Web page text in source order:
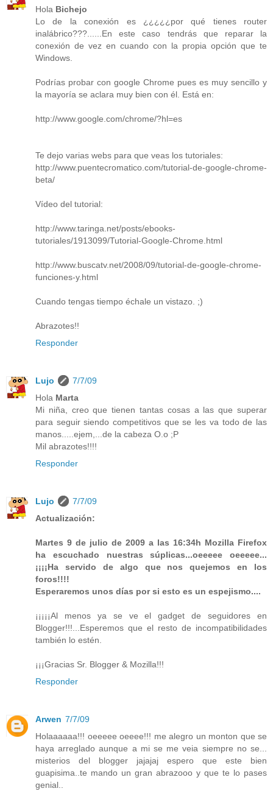
Hola Bichejo
Lo de la conexión es ¿¿¿¿¿por qué tienes router
inalábrico???......En este caso tendrás que reparar la
conexión de vez en cuando con la propia opción que te
Windows.
Podrías probar con google Chrome pues es muy sencillo y
la mayoría se aclara muy bien con él. Está en:
http://www.google.com/chrome/?hl=es
Te dejo varias webs para que veas los tutoriales:
http://www.puentecromatico.com/tutorial-de-google-chrome-
beta/
Vídeo del tutorial:
http://www.taringa.net/posts/ebooks-
tutoriales/1913099/Tutorial-Google-Chrome.html
http://www.buscatv.net/2008/09/tutorial-de-google-chrome-
funciones-y.html
Cuando tengas tiempo échale un vistazo. ;)
Abrazotes!!
Responder
Lujo
7/7/09
Hola Marta
Mi niña, creo que tienen tantas cosas a las que superar
para seguir siendo competitivos que se les va todo de las
manos.....ejem,...de la cabeza O.o ;P
Mil abrazotes!!!!
Responder
Lujo
7/7/09
Actualización:
Martes 9 de julio de 2009 a las 16:34h Mozilla Firefox
ha escuchado nuestras súplicas...oeeeee oeeeee...
¡¡¡¡Ha servido de algo que nos quejemos en los
foros!!!!
Esperaremos unos días por si esto es un espejismo....
¡¡¡¡¡Al menos ya se ve el gadget de seguidores en
Blogger!!!...Esperemos que el resto de incompatibilidades
también lo estén.
¡¡¡Gracias Sr. Blogger & Mozilla!!!
Responder
Arwen 7/7/09
Holaaaaaa!!! oeeeee oeeee!!! me alegro un monton que se
haya arreglado aunque a mi se me veia siempre no se...
misterios del blogger jajajaj espero que este bien
guapisima..te mando un gran abrazooo y que te lo pases
genial..